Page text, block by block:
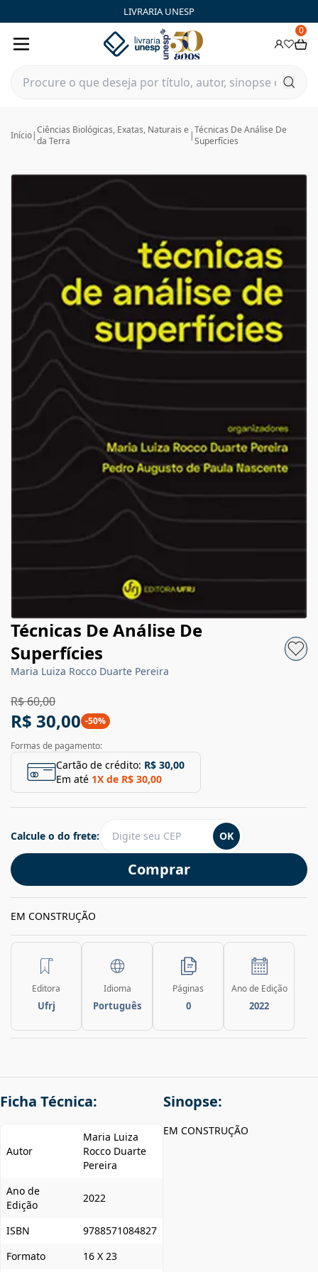
LIVRARIA UNESP
0
Início|Ciências Biológicas, Exatas, Naturais e
da Terra
|Técnicas De Análise De
Superfícies
Técnicas De Análise De
Superfícies
Maria Luiza Rocco Duarte Pereira
R$ 60,00
R$ 30,00 -50%
Formas de pagamento:
Cartão de crédito: R$ 30,00
Em até 1X de R$ 30,00
Comprar
Calcule o do frete: OK
EM CONSTRUÇÃO
Editora
Ufrj
Idioma
Português
Páginas
0
Ano de Edição
2022
Ficha Técnica:
Autor
Maria Luiza
Rocco Duarte
Pereira
Ano de
Edição
2022
ISBN
9788571084827
Formato
16 X 23
Sinopse:
EM CONSTRUÇÃO